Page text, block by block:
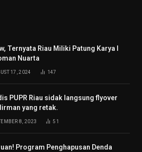
Ternyata Riau Miliki Patung Karya I
Nuarta
17, 2024 147
PUPR Riau sidak langsung flyover
yang retak.
8, 2023 51
Program Penghapusan Denda